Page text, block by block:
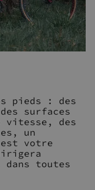
pieds : des
surfaces
vitesse, des
un
votre
toutes